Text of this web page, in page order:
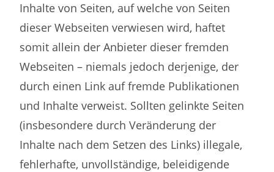
Inhalte von Seiten, auf welche von Seiten
dieser Webseiten verwiesen wird, haftet
somit allein der Anbieter dieser fremden
Webseiten – niemals jedoch derjenige, der
durch einen Link auf fremde Publikationen
und Inhalte verweist. Sollten gelinkte Seiten
(insbesondere durch Veränderung der
Inhalte nach dem Setzen des Links) illegale,
fehlerhafte, unvollständige, beleidigende